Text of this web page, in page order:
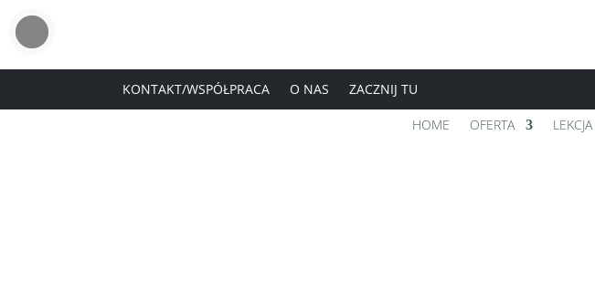
KONTAKT/WSPÓŁPRACA O NAS ZACZNIJ TU
HOME OFERTA